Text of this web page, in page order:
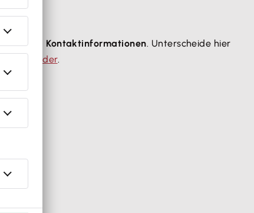
und Kontaktinformationen. Unterscheide hier
Stakeholder.